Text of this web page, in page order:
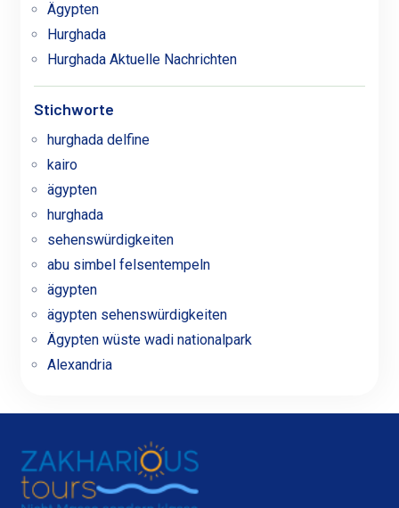
Ägypten
Hurghada
Hurghada Aktuelle Nachrichten
Stichworte
hurghada delfine
kairo
ägypten
hurghada
sehenswürdigkeiten
abu simbel felsentempeln
ägypten
ägypten sehenswürdigkeiten
Ägypten wüste wadi nationalpark
Alexandria